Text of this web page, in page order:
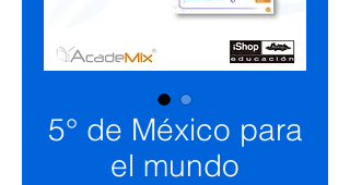
5° de México para
el mundo